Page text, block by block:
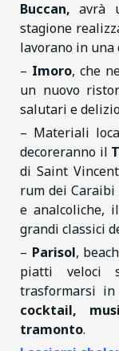
Buccan, avrà
stagione
lavorano in una
– Imoro, che
un nuovo
salutari e
– Materiali
decoreranno il
di Saint
rum dei
e analcoliche,
grandi classici
– Parisol,
piatti veloci
trasformarsi
cocktail,
tramonto.